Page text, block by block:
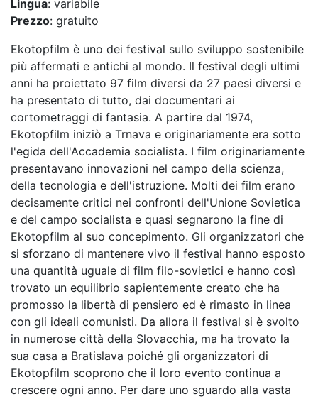
Lingua: variabile
Prezzo: gratuito
Ekotopfilm è uno dei festival sullo sviluppo sostenibile
più affermati e antichi al mondo. Il festival degli ultimi
anni ha proiettato 97 film diversi da 27 paesi diversi e
ha presentato di tutto, dai documentari ai
cortometraggi di fantasia. A partire dal 1974,
Ekotopfilm iniziò a Trnava e originariamente era sotto
l'egida dell'Accademia socialista. I film originariamente
presentavano innovazioni nel campo della scienza,
della tecnologia e dell'istruzione. Molti dei film erano
decisamente critici nei confronti dell'Unione Sovietica
e del campo socialista e quasi segnarono la fine di
Ekotopfilm al suo concepimento. Gli organizzatori che
si sforzano di mantenere vivo il festival hanno esposto
una quantità uguale di film filo-sovietici e hanno così
trovato un equilibrio sapientemente creato che ha
promosso la libertà di pensiero ed è rimasto in linea
con gli ideali comunisti. Da allora il festival si è svolto
in numerose città della Slovacchia, ma ha trovato la
sua casa a Bratislava poiché gli organizzatori di
Ekotopfilm scoprono che il loro evento continua a
crescere ogni anno. Per dare uno sguardo alla vasta